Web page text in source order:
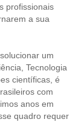
profissionais
a sua
um
Tecnologia
científicas, é
com
anos em
quadro requer